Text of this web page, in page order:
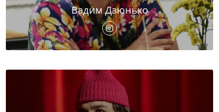
Вадим Дзюнько